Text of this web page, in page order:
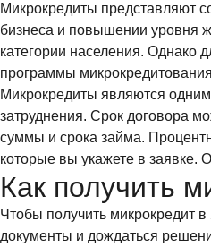
Микрокредиты представляют
бизнеса и повышении уровня
категории населения. Однако
программы
Микрокредиты являются
затруднения. Срок договора
суммы и срока займа.
которые вы укажете в заявке.
Как получить
Чтобы получить микрокредит
документы и дождаться